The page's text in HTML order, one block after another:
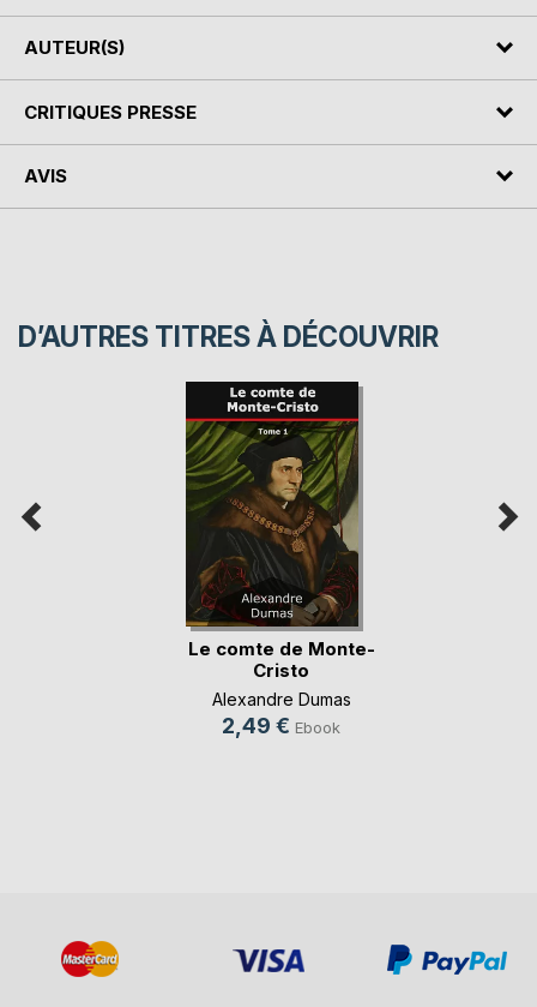
AUTEUR(S)
CRITIQUES PRESSE
AVIS
D’AUTRES TITRES À DÉCOUVRIR
Le comte de Monte-
Cristo
Alexandre Dumas
2,49 € Ebook